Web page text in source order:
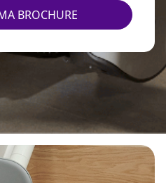
BROCHURE